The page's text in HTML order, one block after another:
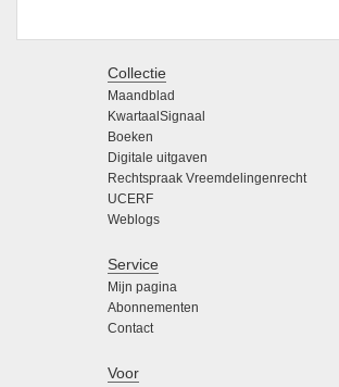
Collectie
Maandblad
KwartaalSignaal
Boeken
Digitale uitgaven
Rechtspraak Vreemdelingenrecht
UCERF
Weblogs
Service
Mijn pagina
Abonnementen
Contact
Voor